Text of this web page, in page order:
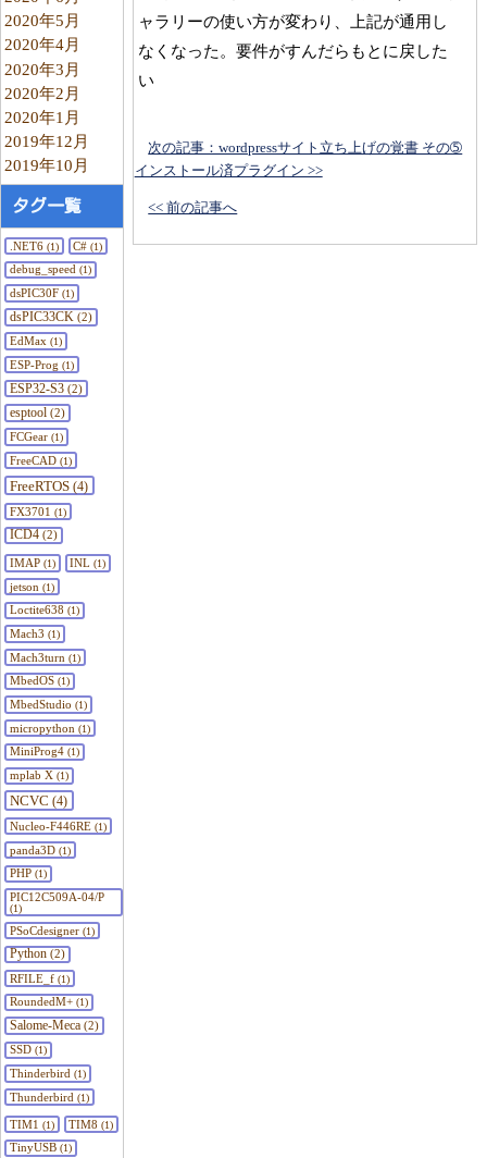
2020年5月
2020年4月
2020年3月
2020年2月
2020年1月
2019年12月
2019年10月
タグ一覧
.NET6(1) C# (1)
debug_speed(1)
dsPIC30F(1)
dsPIC33CK (2)
EdMax (1)
ESP-Prog (1)
ESP32-S3 (2)
esptool (2)
FCGear(1)
FreeCAD(1)
FreeRTOS (4)
FX3701 (1)
ICD4 (2)
IMAP(1) INL (1)
jetson (1)
Loctite638 (1)
Mach3 (1)
Mach3turn (1)
MbedOS(1)
MbedStudio (1)
micropython (1)
MiniProg4(1)
mplab X(1)
NCVC (4)
Nucleo-F446RE(1)
panda3D(1)
PHP(1)
PIC12C509A-04/P
(1)
PSoCdesigner(1)
Python (2)
RFILE_f(1)
RoundedM+(1)
Salome-Meca (2)
SSD(1)
Thinderbird (1)
Thunderbird (1)
TIM1 (1) TIM8 (1)
TinyUSB(1)
ャラリーの使い方が変わり、上記が通用し
なくなった。要件がすんだらもとに戻した
い
次の記事：wordpressサイト立ち上げの覚書 その➄
インストール済プラグイン >>
<< 前の記事へ